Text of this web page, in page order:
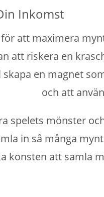
Inkomst
att maximera
att riskera en
en magnet
och att
spelets mönster
in så många
konsten att samla